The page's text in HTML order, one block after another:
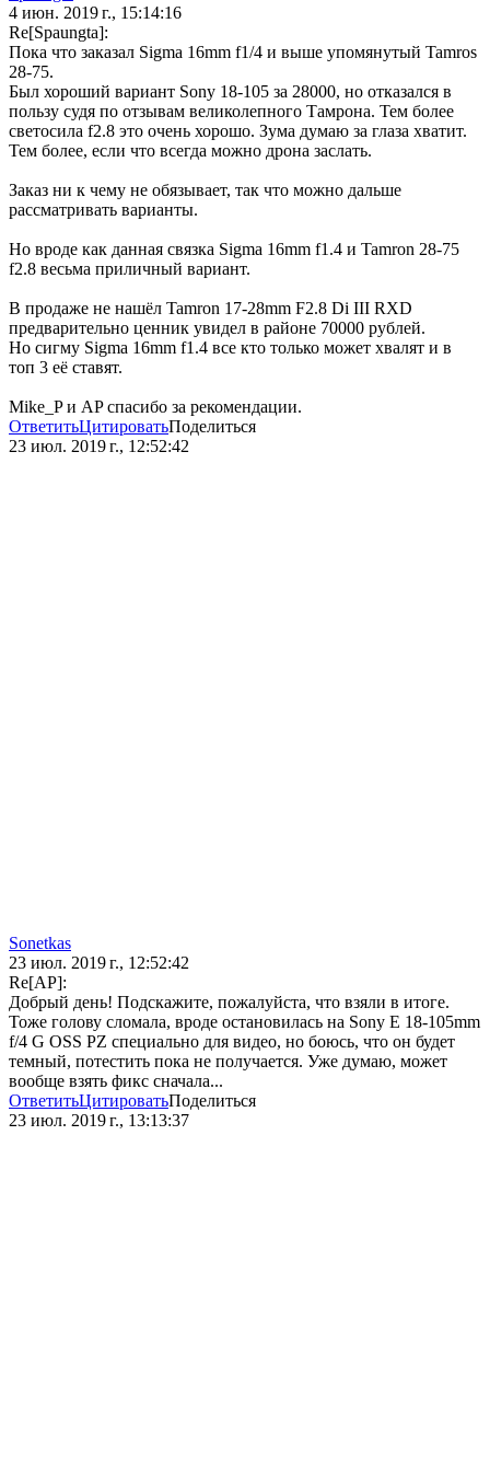
4 июн. 2019 г., 15:14:16
Re[Spaungta]:
Пока что заказал Sigma 16mm f1/4 и выше упомянутый Tamros
28-75.
Был хороший вариант Sony 18-105 за 28000, но отказался в
пользу судя по отзывам великолепного Тамрона. Тем более
светосила f2.8 это очень хорошо. Зума думаю за глаза хватит.
Тем более, если что всегда можно дрона заслать.
Заказ ни к чему не обязывает, так что можно дальше
рассматривать варианты.
Но вроде как данная связка Sigma 16mm f1.4 и Tamron 28-75
f2.8 весьма приличный вариант.
В продаже не нашёл Tamron 17-28mm F2.8 Di III RXD
предварительно ценник увидел в районе 70000 рублей.
Но сигму Sigma 16mm f1.4 все кто только может хвалят и в
топ 3 её ставят.
Mike_P и AP спасибо за рекомендации.
ОтветитьЦитироватьПоделиться
23 июл. 2019 г., 12:52:42
Sonetkas
23 июл. 2019 г., 12:52:42
Re[AP]:
Добрый день! Подскажите, пожалуйста, что взяли в итоге.
Тоже голову сломала, вроде остановилась на Sony E 18-105mm
f/4 G OSS PZ специально для видео, но боюсь, что он будет
темный, потестить пока не получается. Уже думаю, может
вообще взять фикс сначала...
ОтветитьЦитироватьПоделиться
23 июл. 2019 г., 13:13:37